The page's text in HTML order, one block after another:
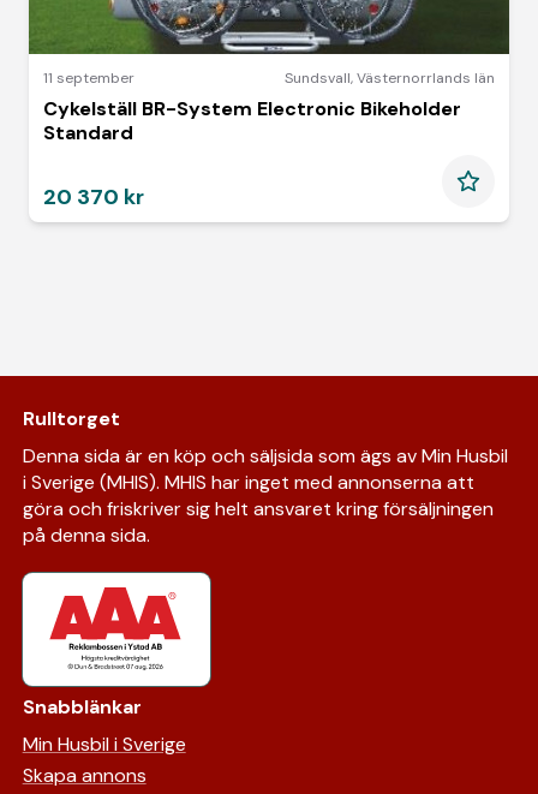
11 september Sundsvall,Västernorrlands län
Cykelställ BR-System Electronic Bikeholder
Standard
20 370 kr
Rulltorget
Denna sida är en köp och säljsida som ägs av Min Husbil
i Sverige (MHIS). MHIS har inget med annonserna att
göra och friskriver sig helt ansvaret kring försäljningen
på denna sida.
Snabblänkar
Min Husbil i Sverige
Skapa annons